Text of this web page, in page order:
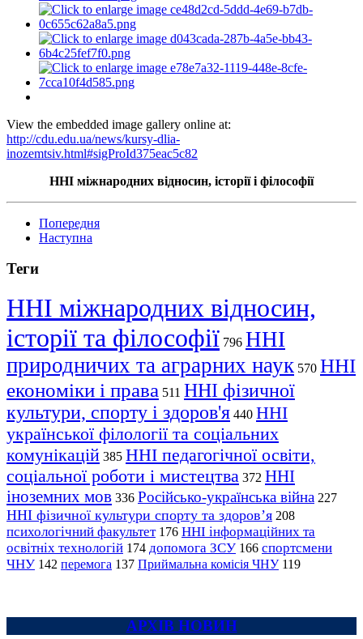
View the embedded image gallery online at:
http://cdu.edu.ua/news/kursy-dlia-
inozemtsiv.html#sigProId375eac5c82
ННІ міжнародних відносин, історії і філософії
Попередня
Наступна
Теги
ННІ міжнародних відносин,
історії та філософії 796 ННІ
природничих та аграрних наук 570 ННІ
економіки і права 511 ННІ фізичної
культури, спорту і здоров'я 440 ННІ
української філології та соціальних
комунікацій 385 ННІ педагогічної освіти,
соціальної роботи і мистецтва 372 ННІ
іноземних мов 336 Російсько-українська війна 227
ННІ фізичної культури спорту та здоров’я 208
психологічний факультет 176 ННІ інформаційних та
освітніх технологій 174 допомога ЗСУ 166 спортсмени
ЧНУ 142 перемога 137 Приймальна комісія ЧНУ 119
АРХІВ НОВИН